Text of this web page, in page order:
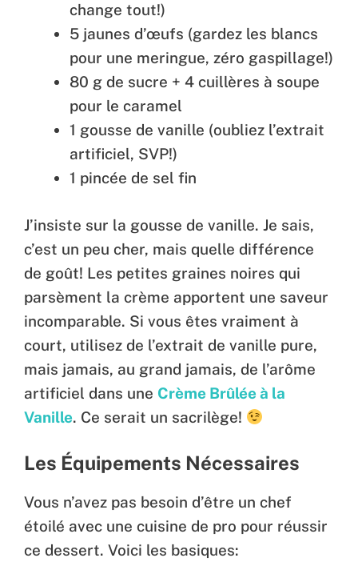
change tout!)
5 jaunes d’œufs (gardez les blancs
pour une meringue, zéro gaspillage!)
80 g de sucre + 4 cuillères à soupe
pour le caramel
1 gousse de vanille (oubliez l’extrait
artificiel, SVP!)
1 pincée de sel fin
J’insiste sur la gousse de vanille. Je sais,
c’est un peu cher, mais quelle différence
de goût! Les petites graines noires qui
parsèment la crème apportent une saveur
incomparable. Si vous êtes vraiment à
court, utilisez de l’extrait de vanille pure,
mais jamais, au grand jamais, de l’arôme
artificiel dans une Crème Brûlée à la
Vanille. Ce serait un sacrilège!
Les Équipements Nécessaires
Vous n’avez pas besoin d’être un chef
étoilé avec une cuisine de pro pour réussir
ce dessert. Voici les basiques: